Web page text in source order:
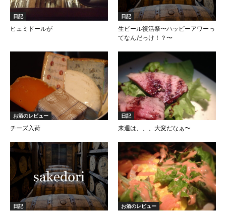
日記
ヒュミドールが
日記
生ビール復活祭〜ハッピーアワーっ
てなんだっけ！？〜
お酒のレビュー
チーズ入荷
日記
来週は、、、大変だなぁ〜
日記
お酒のレビュー